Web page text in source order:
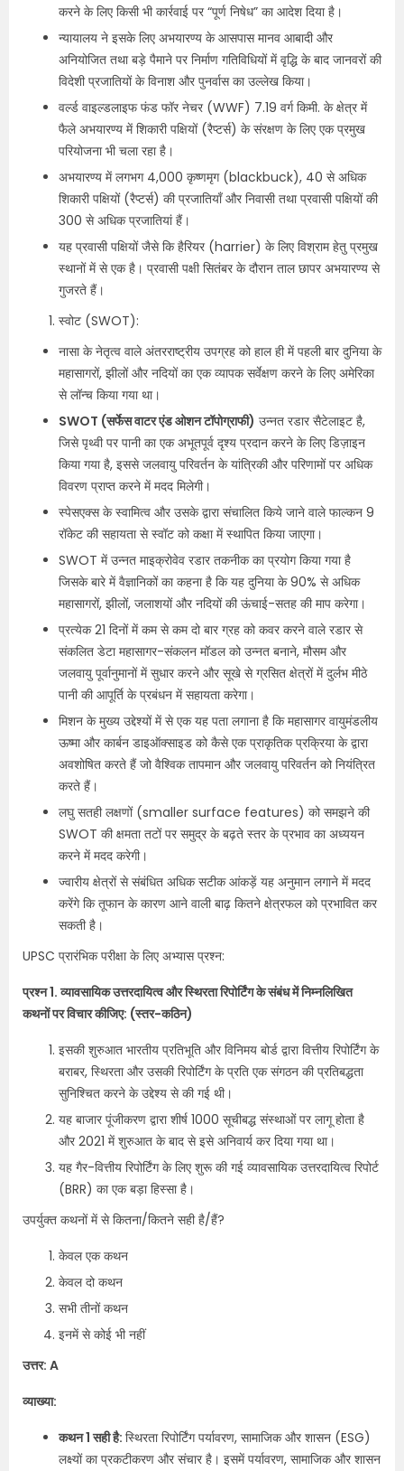
करने के लिए किसी भी कार्रवाई पर “पूर्ण निषेध” का आदेश दिया है।
न्यायालय ने इसके लिए अभयारण्य के आसपास मानव आबादी और
अनियोजित तथा बड़े पैमाने पर निर्माण गतिविधियों में वृद्धि के बाद जानवरों की
विदेशी प्रजातियों के विनाश और पुनर्वास का उल्लेख किया।
वर्ल्ड वाइल्डलाइफ फंड फॉर नेचर (WWF) 7.19 वर्ग किमी. के क्षेत्र में
फैले अभयारण्य में शिकारी पक्षियों (रैप्टर्स) के संरक्षण के लिए एक प्रमुख
परियोजना भी चला रहा है।
अभयारण्य में लगभग 4,000 कृष्णमृग (blackbuck), 40 से अधिक
शिकारी पक्षियों (रैप्टर्स) की प्रजातियाँ और निवासी तथा प्रवासी पक्षियों की
300 से अधिक प्रजातियां हैं।
यह प्रवासी पक्षियों जैसे कि हैरियर (harrier) के लिए विश्राम हेतु प्रमुख
स्थानों में से एक है। प्रवासी पक्षी सितंबर के दौरान ताल छापर अभयारण्य से
गुजरते हैं।
स्वोट (SWOT):
नासा के नेतृत्व वाले अंतरराष्ट्रीय उपग्रह को हाल ही में पहली बार दुनिया के
महासागरों, झीलों और नदियों का एक व्यापक सर्वेक्षण करने के लिए अमेरिका
से लॉन्च किया गया था।
SWOT (सर्फेस वाटर एंड ओशन टॉपोग्राफी) उन्नत रडार सैटेलाइट है,
जिसे पृथ्वी पर पानी का एक अभूतपूर्व दृश्य प्रदान करने के लिए डिज़ाइन
किया गया है, इससे जलवायु परिवर्तन के यांत्रिकी और परिणामों पर अधिक
विवरण प्राप्त करने में मदद मिलेगी।
स्पेसएक्स के स्वामित्व और उसके द्वारा संचालित किये जाने वाले फाल्कन 9
रॉकेट की सहायता से स्वॉट को कक्षा में स्थापित किया जाएगा।
SWOT में उन्नत माइक्रोवेव रडार तकनीक का प्रयोग किया गया है
जिसके बारे में वैज्ञानिकों का कहना है कि यह दुनिया के 90% से अधिक
महासागरों, झीलों, जलाशयों और नदियों की ऊंचाई-सतह की माप करेगा।
प्रत्येक 21 दिनों में कम से कम दो बार ग्रह को कवर करने वाले रडार से
संकलित डेटा महासागर-संकलन मॉडल को उन्नत बनाने, मौसम और
जलवायु पूर्वानुमानों में सुधार करने और सूखे से ग्रसित क्षेत्रों में दुर्लभ मीठे
पानी की आपूर्ति के प्रबंधन में सहायता करेगा।
मिशन के मुख्य उद्देश्यों में से एक यह पता लगाना है कि महासागर वायुमंडलीय
ऊष्मा और कार्बन डाइऑक्साइड को कैसे एक प्राकृतिक प्रक्रिया के द्वारा
अवशोषित करते हैं जो वैश्विक तापमान और जलवायु परिवर्तन को नियंत्रित
करते हैं।
लघु सतही लक्षणों (smaller surface features) को समझने की
SWOT की क्षमता तटों पर समुद्र के बढ़ते स्तर के प्रभाव का अध्ययन
करने में मदद करेगी।
ज्वारीय क्षेत्रों से संबंधित अधिक सटीक आंकड़ें यह अनुमान लगाने में मदद
करेंगे कि तूफान के कारण आने वाली बाढ़ कितने क्षेत्रफल को प्रभावित कर
सकती है।
UPSC प्रारंभिक परीक्षा के लिए अभ्यास प्रश्न:
प्रश्न 1. व्यावसायिक उत्तरदायित्व और स्थिरता रिपोर्टिंग के संबंध में निम्नलिखित
कथनों पर विचार कीजिए: (स्तर-कठिन)
इसकी शुरुआत भारतीय प्रतिभूति और विनिमय बोर्ड द्वारा वित्तीय रिपोर्टिंग के
बराबर, स्थिरता और उसकी रिपोर्टिंग के प्रति एक संगठन की प्रतिबद्धता
सुनिश्चित करने के उद्देश्य से की गई थी।
यह बाजार पूंजीकरण द्वारा शीर्ष 1000 सूचीबद्ध संस्थाओं पर लागू होता है
और 2021 में शुरुआत के बाद से इसे अनिवार्य कर दिया गया था।
यह गैर-वित्तीय रिपोर्टिंग के लिए शुरू की गई व्यावसायिक उत्तरदायित्व रिपोर्ट
(BRR) का एक बड़ा हिस्सा है।
उपर्युक्त कथनों में से कितना/कितने सही है/हैं?
केवल एक कथन
केवल दो कथन
सभी तीनों कथन
इनमें से कोई भी नहीं
उत्तर: A
व्याख्या:
कथन 1 सही है: स्थिरता रिपोर्टिंग पर्यावरण, सामाजिक और शासन (ESG)
लक्ष्यों का प्रकटीकरण और संचार है। इसमें पर्यावरण, सामाजिक और शासन